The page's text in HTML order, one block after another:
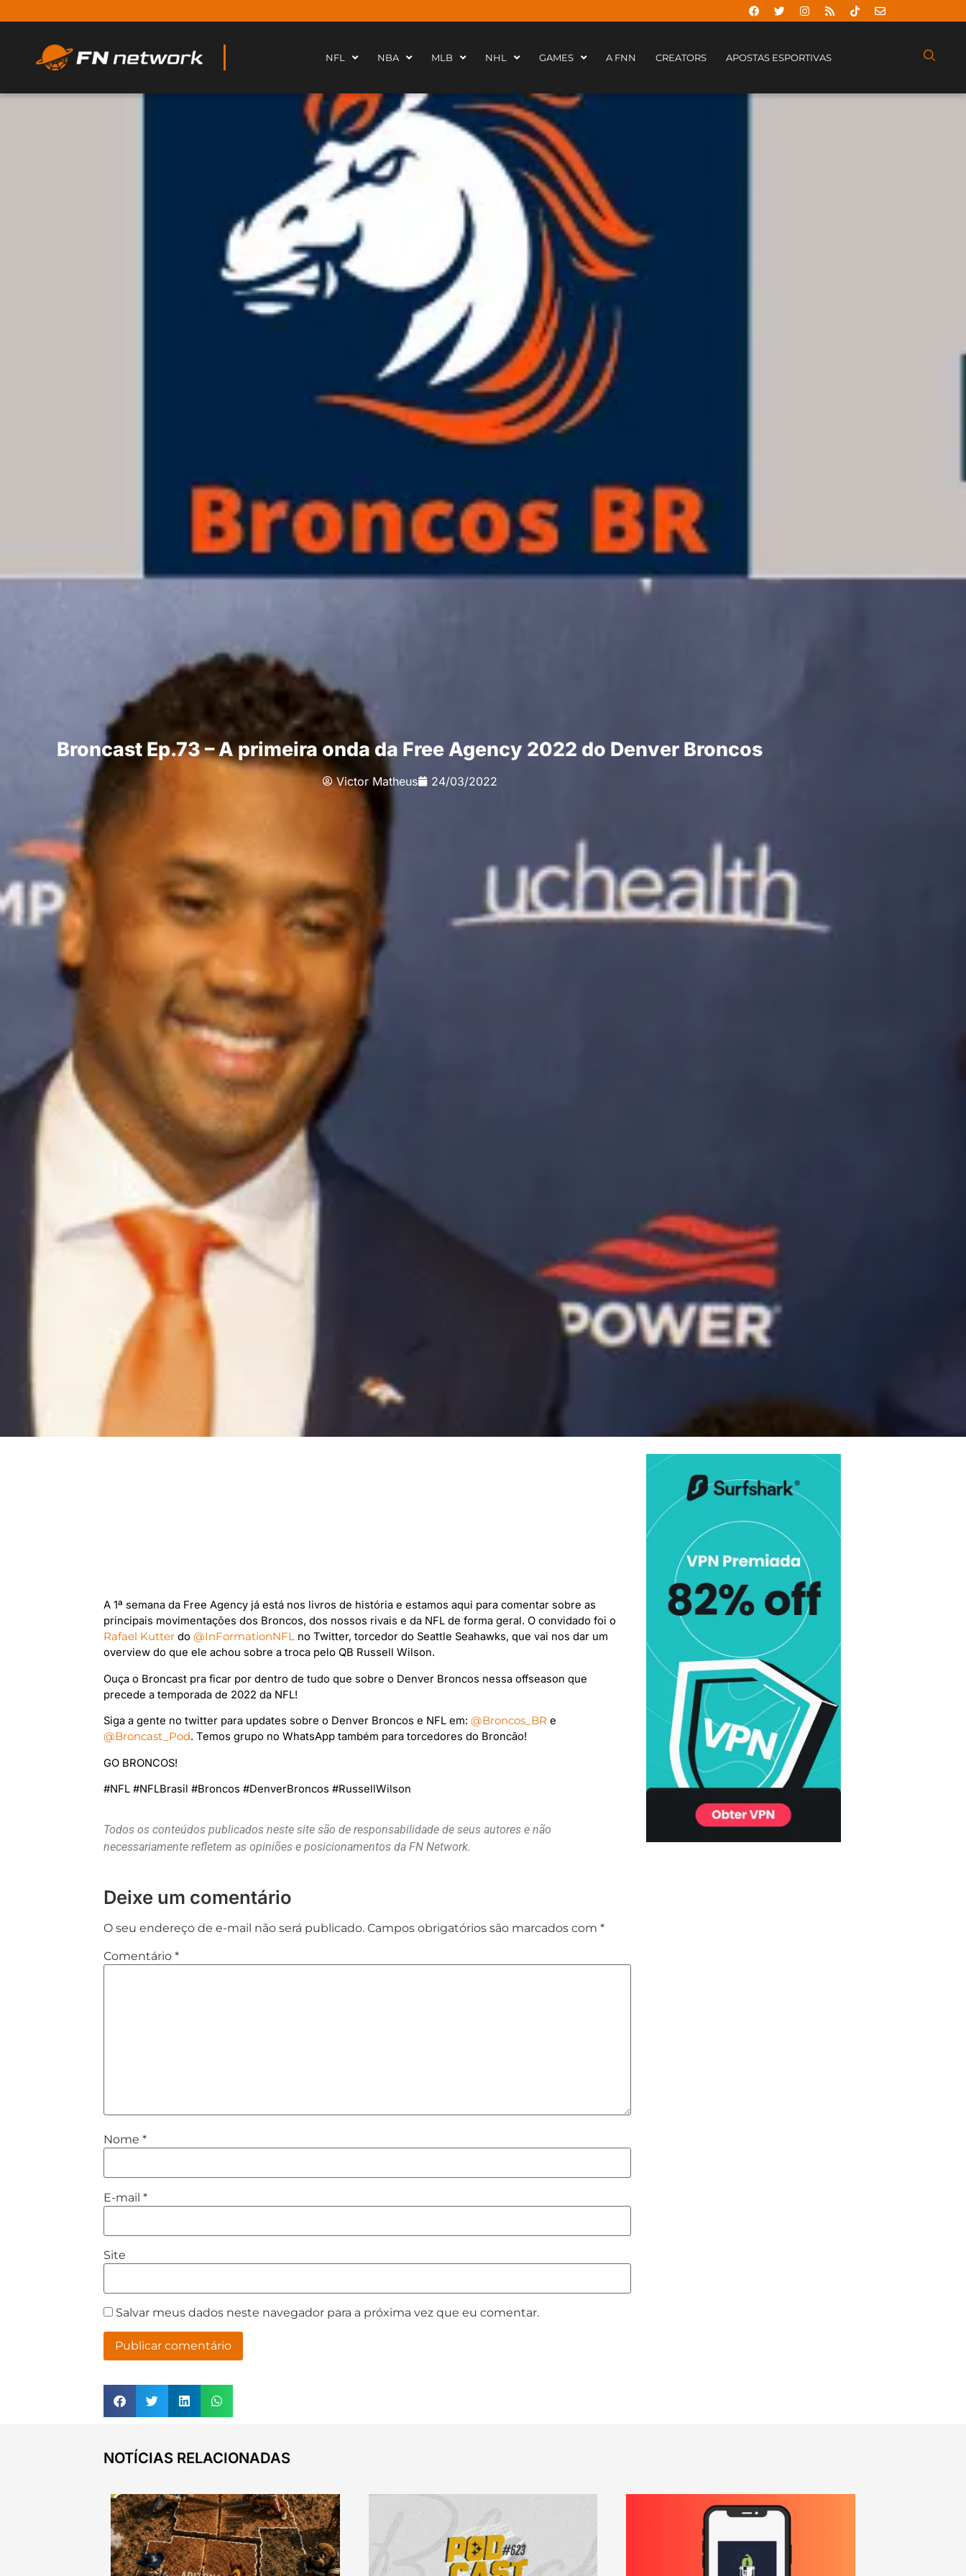
NFL NBA MLB NHL GAMES A FNN CREATORS APOSTAS ESPORTIVAS
Broncast Ep.73 – A primeira onda da Free Agency 2022 do Denver Broncos
Victor Matheus 24/03/2022
A 1ª semana da Free Agency já está nos livros de história e estamos aqui para comentar sobre as
principais movimentações dos Broncos, dos nossos rivais e da NFL de forma geral. O convidado foi o
Rafael Kutter do@InFormationNFL no Twitter, torcedor do Seattle Seahawks, que vai nos dar um
overview do que ele achou sobre a troca pelo QB Russell Wilson.
Ouça o Broncast pra ficar por dentro de tudo que sobre o Denver Broncos nessa offseason que
precede a temporada de 2022 da NFL!
Siga a gente no twitter para updates sobre o Denver Broncos e NFL em:@Broncos_BR e
@Broncast_Pod. Temos grupo no WhatsApp também para torcedores do Broncão!
GO BRONCOS!
#NFL #NFLBrasil #Broncos #DenverBroncos #RussellWilson
Todos os conteúdos publicados neste site são de responsabilidade de seus autores e não
necessariamente refletem as opiniões e posicionamentos da FN Network.
Deixe um comentário
O seu endereço de e-mail não será publicado. Campos obrigatórios são marcados com*
Comentário*
Nome*
E-mail*
Site
Salvar meus dados neste navegador para a próxima vez que eu comentar.
NOTÍCIAS RELACIONADAS